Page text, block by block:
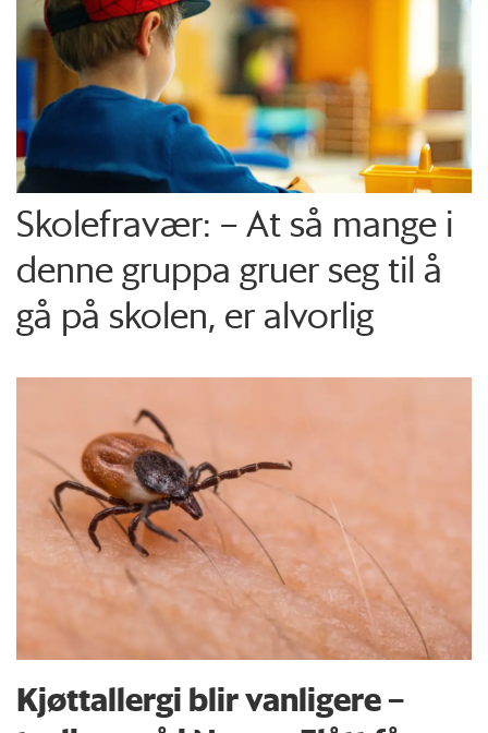
Skolefravær: – At så mange i
denne gruppa gruer seg til å
gå på skolen, er alvorlig
Kjøttallergi blir vanligere –